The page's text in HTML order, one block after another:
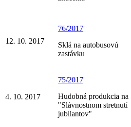
12. 10. 2017
76/2017
Sklá na autobusovú
zastávku
4. 10. 2017
75/2017
Hudobná produkcia na
"Slávnostnom stretnutí
jubilantov"